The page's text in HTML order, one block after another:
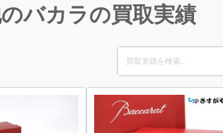
バカラの買取実績
Search
for: